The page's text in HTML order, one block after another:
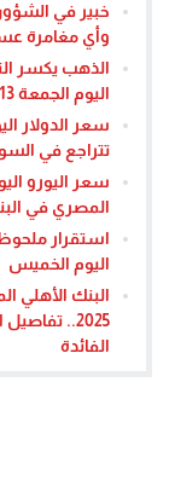
خبير في
وأي مغامرة
الذهب يكسر
اليوم الجمعة 13-2-2026 – القاهرة تايمز
تتراجع في
المصري في
استقرار
اليوم الخميس
البنك الأهلي
2025..
الفائدة